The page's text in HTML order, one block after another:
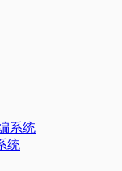
系统
统